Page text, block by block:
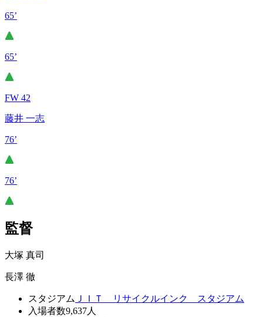
65’
65’
FW 42
藤井 一志
76’
76’
監督
大塚 真司
長澤 徹
スタジアム ＪＩＴ リサイクルインク スタジアム
入場者数9,637人